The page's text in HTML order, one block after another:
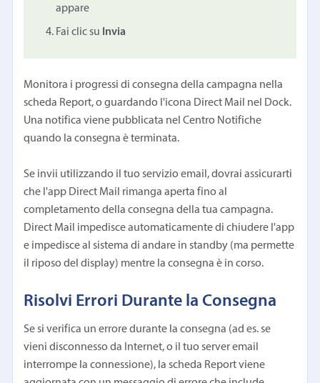
appare
Fai clic su Invia
Monitora i progressi di consegna della campagna nella
scheda Report, o guardando l'icona Direct Mail nel Dock.
Una notifica viene pubblicata nel Centro Notifiche
quando la consegna è terminata.
Se invii utilizzando il tuo servizio email, dovrai assicurarti
che l'app Direct Mail rimanga aperta fino al
completamento della consegna della tua campagna.
Direct Mail impedisce automaticamente di chiudere l'app
e impedisce al sistema di andare in standby (ma permette
il riposo del display) mentre la consegna è in corso.
Risolvi Errori Durante la Consegna
Se si verifica un errore durante la consegna (ad es. se
vieni disconnesso da Internet, o il tuo server email
interrompe la connessione), la scheda Report viene